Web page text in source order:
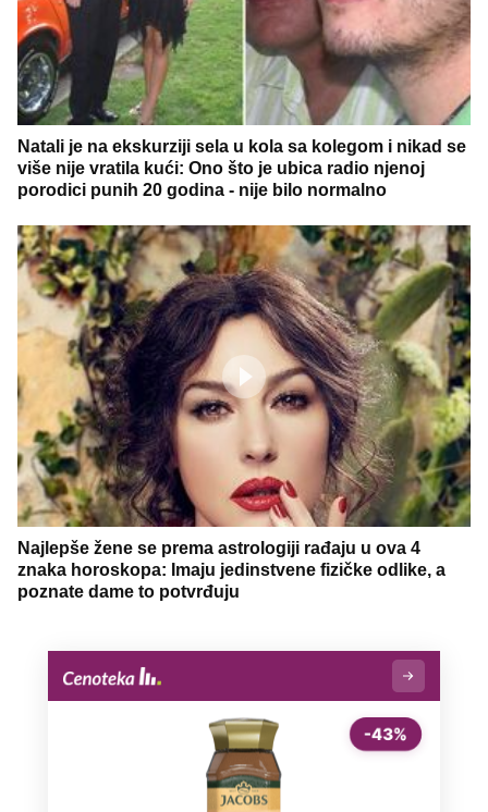
Natali je na ekskurziji sela u kola sa kolegom i nikad se
više nije vratila kući: Ono što je ubica radio njenoj
porodici punih 20 godina - nije bilo normalno
Najlepše žene se prema astrologiji rađaju u ova 4
znaka horoskopa: Imaju jedinstvene fizičke odlike, a
poznate dame to potvrđuju